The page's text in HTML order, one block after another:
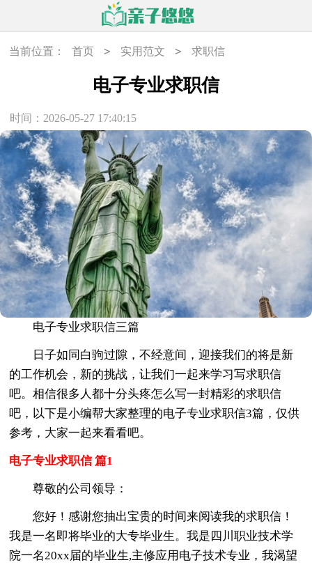
当前位置： 首页 > 实用范文 > 求职信
电子专业求职信
时间：2026-05-27 17:40:15
电子专业求职信三篇
日子如同白驹过隙，不经意间，迎接我们的将是新
的工作机会，新的挑战，让我们一起来学习写求职信
吧。相信很多人都十分头疼怎么写一封精彩的求职信
吧，以下是小编帮大家整理的电子专业求职信3篇，仅供
参考，大家一起来看看吧。
电子专业求职信 篇1
尊敬的公司领导：
您好！感谢您抽出宝贵的时间来阅读我的求职信！
我是一名即将毕业的大专毕业生。我是四川职业技术学
院一名20xx届的毕业生,主修应用电子技术专业，我渴望